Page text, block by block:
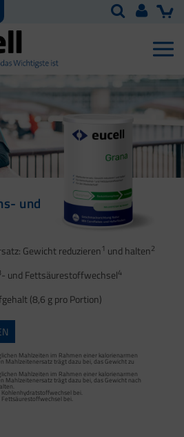
und
Gewicht reduzieren1 und halten2
- und Fettsäurestoffwechsel4
(8,6 g pro Portion)
Mahlzeiten im Rahmen einer kalorienarmen
Mahlzeitenersatz trägt dazu bei, das Gewicht zu
Mahlzeiten im Rahmen einer kalorienarmen
Mahlzeitenersatz trägt dazu bei, das Gewicht nach
bei.
bei.
und
1 2
4
Mahlzeiten im Rahmen einer kalorienarmen
Mahlzeitenersatz trägt dazu bei, das Gewicht zu
Mahlzeiten im Rahmen einer kalorienarmen
Mahlzeitenersatz trägt dazu bei, das Gewicht nach